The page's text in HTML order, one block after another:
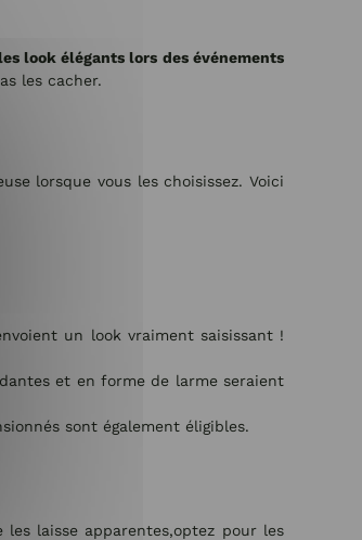
look élégants lors des événements
les cacher.
lorsque vous les choisissez. Voici
un look vraiment saisissant !
et en forme de larme seraient
sont également éligibles.
laisse apparentes,optez pour les